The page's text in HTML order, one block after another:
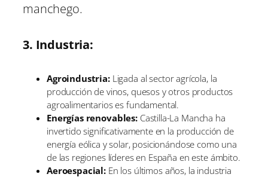
manchego.
3. Industria:
Agroindustria:Ligada al sector agrícola, la
producción de vinos, quesos y otros productos
agroalimentarios es fundamental.
Energías renovables: Castilla-La Mancha ha
invertido significativamente en la producción de
energía eólica y solar, posicionándose como una
de las regiones líderes en España en este ámbito.
Aeroespacial: En los últimos años, la industria